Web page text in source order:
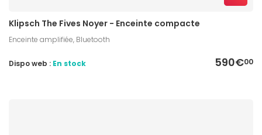
Klipsch The Fives Noyer - Enceinte compacte
Enceinte amplifiée, Bluetooth
590€00
Dispo web : En stock